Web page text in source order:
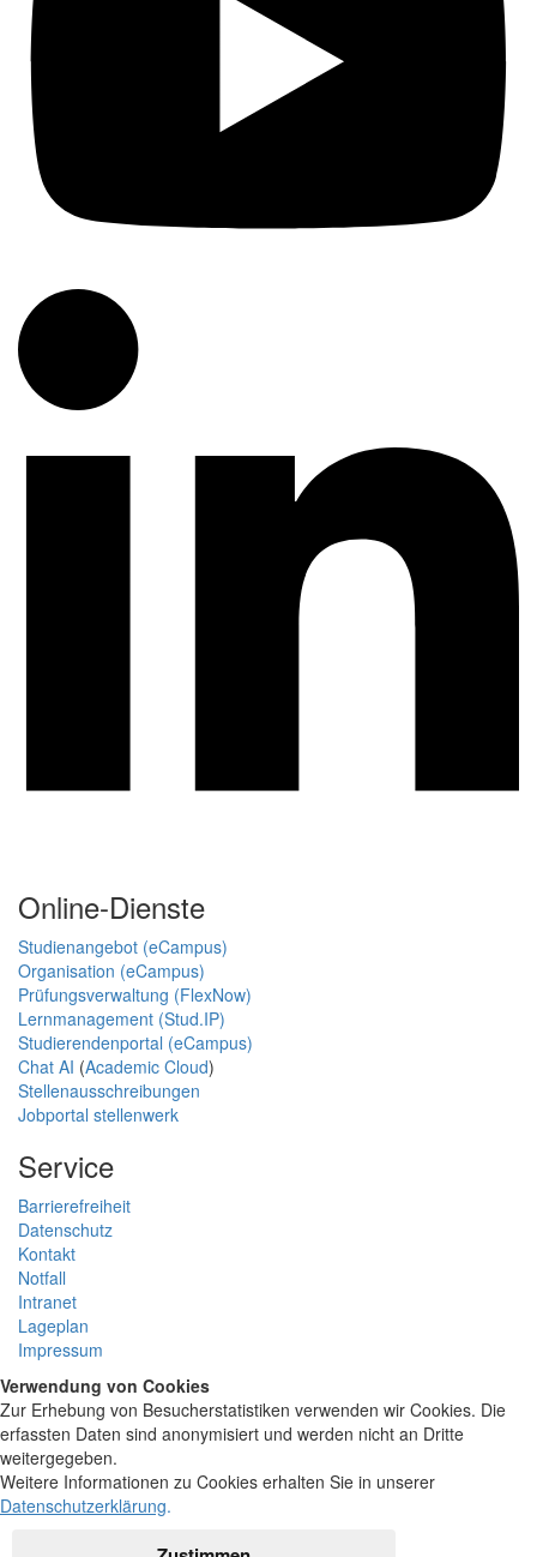
Online-Dienste
Studienangebot (eCampus)
Organisation (eCampus)
Prüfungsverwaltung (FlexNow)
Lernmanagement (Stud.IP)
Studierendenportal (eCampus)
Chat AI (Academic Cloud)
Stellenausschreibungen
Jobportal stellenwerk
Service
Barrierefreiheit
Datenschutz
Kontakt
Notfall
Intranet
Lageplan
Impressum
Verwendung von Cookies
Zur Erhebung von Besucherstatistiken verwenden wir Cookies. Die
erfassten Daten sind anonymisiert und werden nicht an Dritte
weitergegeben.
Weitere Informationen zu Cookies erhalten Sie in unserer
Datenschutzerklärung.